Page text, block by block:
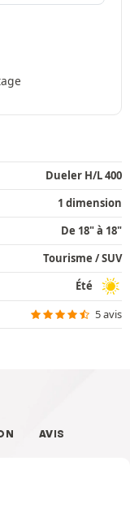
Dueler H/L 400
1 dimension
De 18" à 18"
Tourisme / SUV
Été
5 avis
AVIS